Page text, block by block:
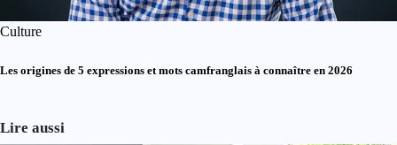
Culture
Les origines de 5 expressions et mots camfranglais à connaître en 2026
Lire aussi